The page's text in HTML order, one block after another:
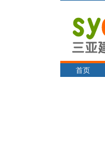
首页